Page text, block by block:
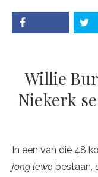
Willie
Niekerk se
In een van die 48
jong lewe bestaan,